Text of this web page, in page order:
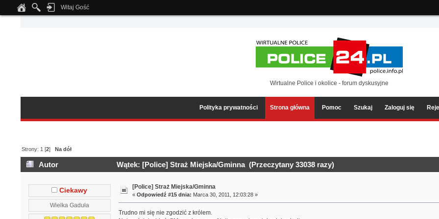
Notice: Undefined index: tapatalk_body_hook in
Witaj Gość
Wirtualne Police i okolice - forum dyskusyjne
Polityka prywatności Strona główna Pomoc Szukaj Zaloguj się
Strony: 1 [2]Na dół
Autor Wątek: [Police] Straż Miejska/Gminna (Przeczytany 33038 razy)
Ciekawy
Wielka Gaduła
[Police] Straż Miejska/Gminna
«Odpowiedź #15 dnia: Marca 30, 2011, 12:03:28 »
Trudno mi się nie zgodzić z królem.